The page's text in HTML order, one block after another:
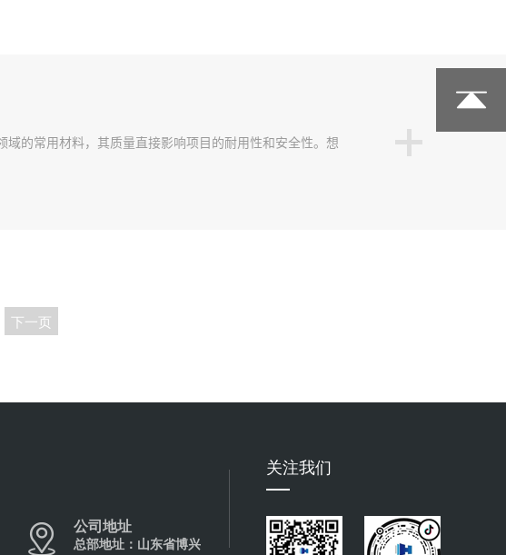
的常用材料，其质量直接影响项目的耐用性和安全性。想
下一页
公司地址
总部地址：山东省博兴
关注我们